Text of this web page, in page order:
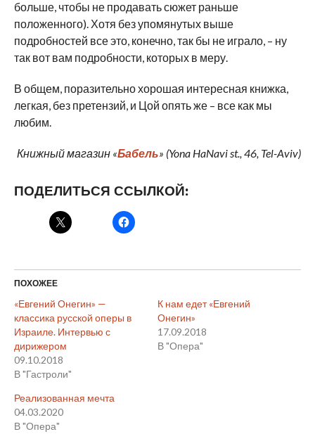
больше, чтобы не продавать сюжет раньше
положенного). Хотя без упомянутых выше
подробностей все это, конечно, так бы не играло, – ну
так вот вам подробности, которых в меру.
В общем, поразительно хорошая интересная книжка,
легкая, без претензий, и Цой опять же – все как мы
любим.
Книжный магазин «Бабель» (Yona HaNavi st., 46, Tel-Aviv)
ПОДЕЛИТЬСЯ ССЫЛКОЙ:
ПОХОЖЕЕ
«Евгений Онегин» —
классика русской оперы в
Израиле. Интервью с
дирижером
09.10.2018
В "Гастроли"
К нам едет «Евгений
Онегин»
17.09.2018
В "Опера"
Реализованная мечта
04.03.2020
В "Опера"